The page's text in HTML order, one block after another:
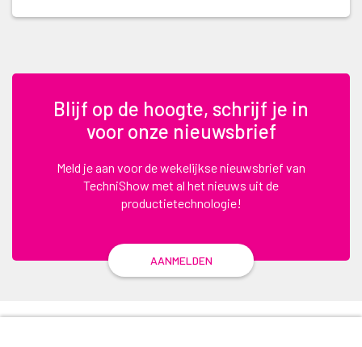
Blijf op de hoogte, schrijf je in
voor onze nieuwsbrief
Meld je aan voor de wekelijkse nieuwsbrief van
TechniShow met al het nieuws uit de
productietechnologie!
AANMELDEN